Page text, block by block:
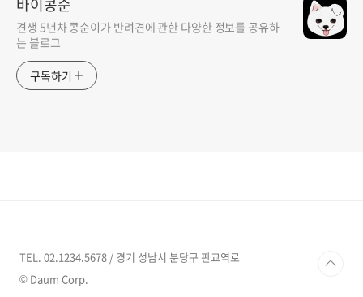
바이콩순
견생 5년차 콩순이가 반려견에 관한 다양한 정보를 공유하
는 블로그
구독하기
TEL. 02.1234.5678 / 경기 성남시 분당구 판교역로
© Daum Corp.